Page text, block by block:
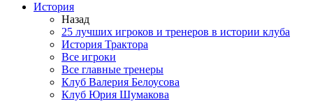
История
Назад
25 лучших игроков и тренеров в истории клуба
История Трактора
Все игроки
Все главные тренеры
Клуб Валерия Белоусова
Клуб Юрия Шумакова